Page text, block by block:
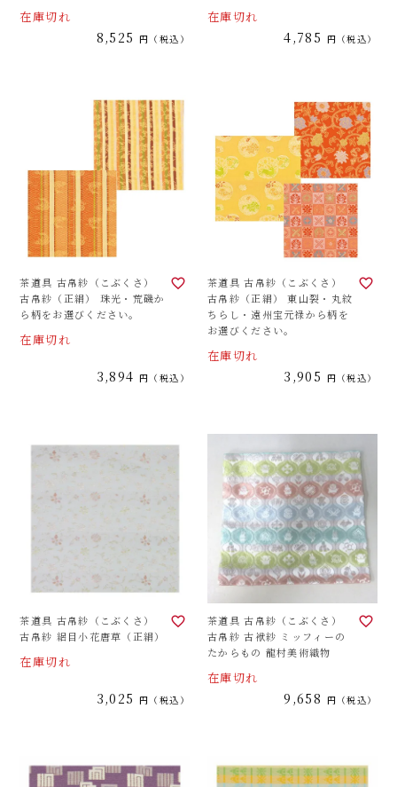
在庫切れ
8,525 税込
在庫切れ
4,785 税込
茶道具 古帛紗（こぶくさ）
古帛紗（正絹） 珠光・荒磯か
ら柄をお選びください。
在庫切れ
3,894 税込
茶道具 古帛紗（こぶくさ）
古帛紗（正絹） 東山裂・丸紋
ちらし・遠州宝元禄から柄を
お選びください。
在庫切れ
3,905 税込
茶道具 古帛紗（こぶくさ）
古帛紗 絽目小花唐草（正絹）
在庫切れ
3,025 税込
茶道具 古帛紗（こぶくさ）
古帛紗 古袱紗 ミッフィーの
たからもの 龍村美術織物
在庫切れ
9,658 税込